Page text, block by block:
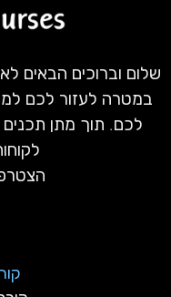
שלום וברוכים הבאים
במטרה לעזור לכם
לכם. תוך מתן תכנים